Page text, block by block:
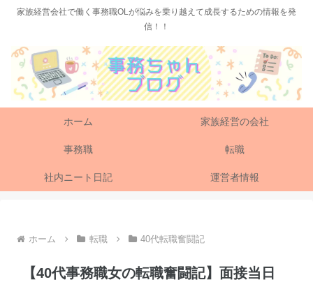
家族経営会社で働く事務職OLが悩みを乗り越えて成長するための情報を発
信！！
ホーム 家族経営の会社
事務職 転職
社内ニート日記 運営者情報
ホーム 転職 40代転職奮闘記
【40代事務職女の転職奮闘記】面接当日